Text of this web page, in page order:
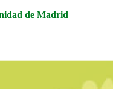
de Madrid